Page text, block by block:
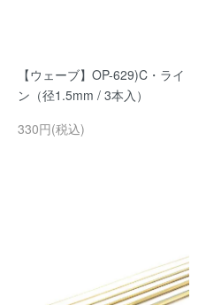
【ウェーブ】OP-629)C・ライ
ン（径1.5mm / 3本入）
330円(税込)